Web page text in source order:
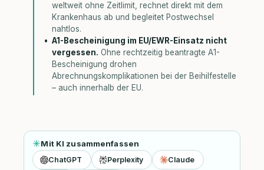
weltweit ohne Zeitlimit, rechnet direkt mit dem
Krankenhaus ab und begleitet Postwechsel
nahtlos.
A1-Bescheinigung im EU/EWR-Einsatz nicht
vergessen. Ohne rechtzeitig beantragte A1-
Bescheinigung drohen
Abrechnungskomplikationen bei der Beihilfestelle
– auch innerhalb der EU.
Mit KI zusammenfassen
ChatGPT Perplexity Claude